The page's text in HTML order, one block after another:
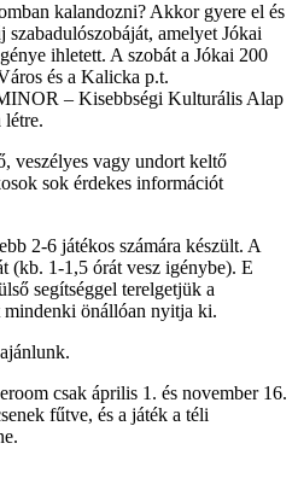
kalandozni? Akkor gyere el és
amelyet Jókai
ihletett. A szobát a Jókai 200
és a Kalicka p.t.
– Kisebbségi Kulturális Alap
létre.
veszélyes vagy undort keltő
sok érdekes információt
2-6 játékos számára készült. A
(kb. 1-1,5 órát vesz igénybe). E
segítséggel terelgetjük a
mindenki önállóan nyitja ki.
csak április 1. és november 16.
fűtve, és a játék a téli